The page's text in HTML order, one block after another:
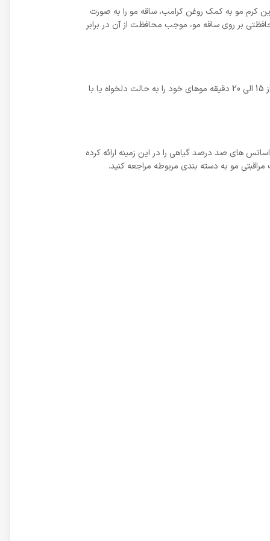
کرم مو به کمک روغن کرامب، ساقه مو را به صورت
بر روی ساقه مو، موجب محافظت از آن در برابر
مقدار کافی از محصول را روی ساقه و نوک مو مرطوب مالیده و ماساژ دهید تا جذب گردد و بعد از 15 الی 20 دقیقه موهای خود را به حالت دلخواه یا با
و از سال 1393 محصولات با کیفیت و غنی از عصاره و اسانس های صد درصد گیاهی را در این زمینه ارائه کرده
مو به دسته بندی مربوطه مراجعه کنید.